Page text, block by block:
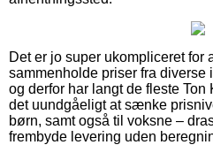
Det er jo super ukompliceret
sammenholde priser fra diverse
og derfor har langt de fleste
det uundgåeligt at sænke
børn, samt også til voksne –
frembyde levering uden